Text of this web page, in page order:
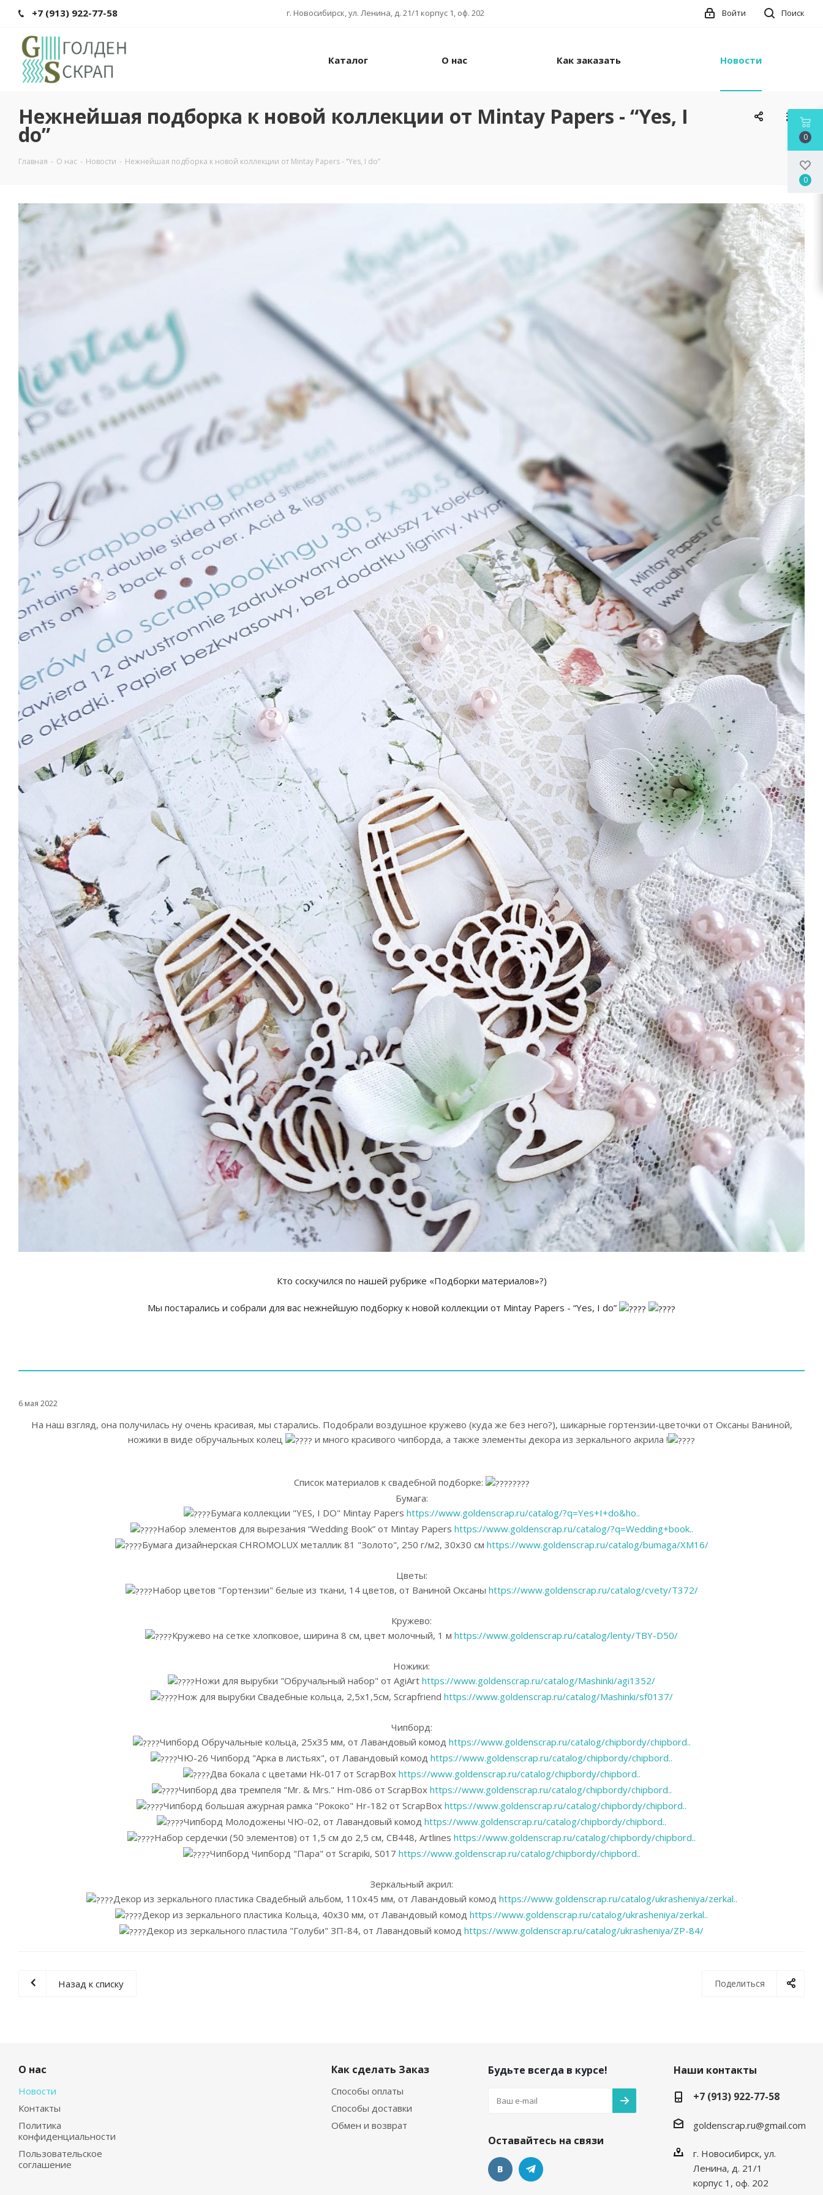
+7 (913) 922-77-58 г. Новосибирск, ул. Ленина, д. 21/1 корпус 1, оф. 202 Поиск
Войти
Каталог О нас Как заказать Новости
Нежнейшая подборка к новой коллекции от Mintay Papers - “Yes, I
do”
Главная - О нас - Новости - Нежнейшая подборка к новой коллекции от Mintay Papers - “Yes, I do”
Кто соскучился по нашей рубрике «Подборки материалов»?)
Мы постарались и собрали для вас нежнейшую подборку к новой коллекции от Mintay Papers - “Yes, I do”
6 мая 2022
На наш взгляд, она получилась ну очень красивая, мы старались. Подобрали воздушное кружево (куда же без него?), шикарные гортензии-цветочки от Оксаны Ваниной,
ножики в виде обручальных колец
и много красивого чипборда, а также элементы декора из зеркального акрила !
Список материалов к свадебной подборке:
Бумага:
Бумага коллекции "YES, I DO" Mintay Papers https://www.goldenscrap.ru/catalog/?q=Yes+I+do&ho..
Набор элементов для вырезания “Wedding Book” от Mintay Papers https://www.goldenscrap.ru/catalog/?q=Wedding+book..
Бумага дизайнерская CHROMOLUX металлик 81 "Золото", 250 г/м2, 30х30 см https://www.goldenscrap.ru/catalog/bumaga/ХМ16/
Цветы:
Набор цветов "Гортензии" белые из ткани, 14 цветов, от Ваниной Оксаны https://www.goldenscrap.ru/catalog/cvety/T372/
Кружево:
Кружево на сетке хлопковое, ширина 8 см, цвет молочный, 1 м https://www.goldenscrap.ru/catalog/lenty/TBY-D50/
Ножики:
Ножи для вырубки "Обручальный набор" от AgiArt https://www.goldenscrap.ru/catalog/Mashinki/agi1352/
Нож для вырубки Свадебные кольца, 2,5х1,5см, Scrapfriend https://www.goldenscrap.ru/catalog/Mashinki/sf0137/
Чипборд:
Чипборд Обручальные кольца, 25х35 мм, от Лавандовый комод https://www.goldenscrap.ru/catalog/chipbordy/chipbord..
ЧЮ-26 Чипборд "Арка в листьях", от Лавандовый комод https://www.goldenscrap.ru/catalog/chipbordy/chipbord..
Два бокала с цветами Hk-017 от ScrapBox https://www.goldenscrap.ru/catalog/chipbordy/chipbord..
Чипборд два тремпеля "Mr. & Mrs." Hm-086 от ScrapBox https://www.goldenscrap.ru/catalog/chipbordy/chipbord..
Чипборд большая ажурная рамка "Рококо" Hr-182 от ScrapBox https://www.goldenscrap.ru/catalog/chipbordy/chipbord..
Чипборд Молодожены ЧЮ-02, от Лавандовый комод https://www.goldenscrap.ru/catalog/chipbordy/chipbord..
Набор сердечки (50 элементов) от 1,5 см до 2,5 см, CB448, Artlines https://www.goldenscrap.ru/catalog/chipbordy/chipbord..
Чипборд Чипборд "Пара" от Scrapiki, S017 https://www.goldenscrap.ru/catalog/chipbordy/chipbord..
Зеркальный акрил:
Декор из зеркального пластика Свадебный альбом, 110х45 мм, от Лавандовый комод https://www.goldenscrap.ru/catalog/ukrasheniya/zerkal..
Декор из зеркального пластика Кольца, 40х30 мм, от Лавандовый комод https://www.goldenscrap.ru/catalog/ukrasheniya/zerkal..
Декор из зеркального пластила "Голуби" ЗП-84, от Лавандовый комод https://www.goldenscrap.ru/catalog/ukrasheniya/ZP-84/
Поделиться
Назад к списку
О нас
Новости
Контакты
Политика
конфиденциальности
Пользовательское
соглашение
Как сделать Заказ
Способы оплаты
Способы доставки
Обмен и возврат
Будьте всегда в курсе!
Оставайтесь на связи
Наши контакты
+7 (913) 922-77-58
goldenscrap.ru@gmail.com
г. Новосибирск, ул.
Ленина, д. 21/1
корпус 1, оф. 202
0
0